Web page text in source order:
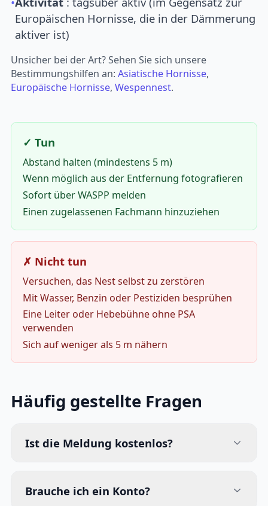
Europäischen Hornisse, die in der Dämmerung
aktiver ist)
Unsicher bei der Art? Sehen Sie sich unsere
Bestimmungshilfen an:Asiatische Hornisse,
Europäische Hornisse,Wespennest.
✓ Tun
Abstand halten (mindestens 5 m)
Wenn möglich aus der Entfernung fotografieren
Sofort über WASPP melden
Einen zugelassenen Fachmann hinzuziehen
✗ Nicht tun
Versuchen, das Nest selbst zu zerstören
Mit Wasser, Benzin oder Pestiziden besprühen
Eine Leiter oder Hebebühne ohne PSA
verwenden
Sich auf weniger als 5 m nähern
Häufig gestellte Fragen
Ist die Meldung kostenlos?
Brauche ich ein Konto?